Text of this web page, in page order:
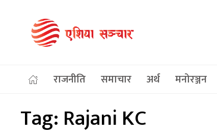
राजनीति समाचार अर्थ मनोरञ्जन
Tag: Rajani KC